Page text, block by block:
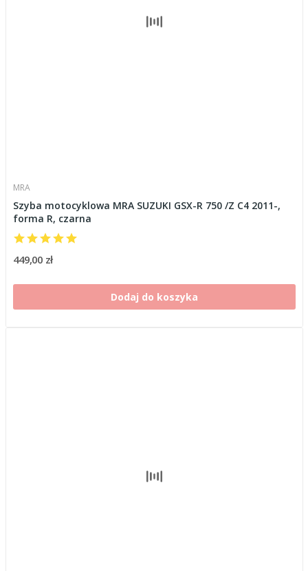
MRA
Szyba motocyklowa MRA SUZUKI GSX-R 750 /Z C4 2011-,
forma R, czarna
449,00 zł
Dodaj do koszyka